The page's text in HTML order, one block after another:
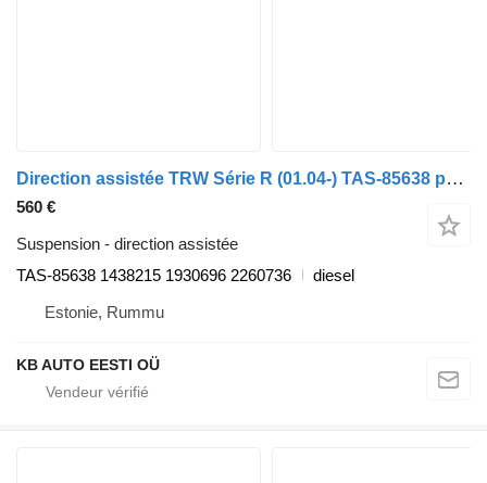
Direction assistée TRW Série R (01.04-) TAS-85638 pour camion Scania P,G,R,T-series (2004-2017)
560 €
Suspension - direction assistée
TAS-85638 1438215 1930696 2260736
diesel
Estonie, Rummu
KB AUTO EESTI OÜ